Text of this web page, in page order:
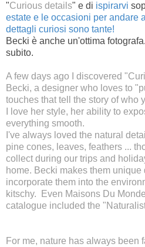
"Curious details" e di ispirarvi
estate e le occasioni per andare
dettagli curiosi sono tante!
Becki è anche un'ottima
subito.
A few days ago I discovered "
Becki, a designer who l oves to
touches that tell the story of who
I love her style, her ability to
everything smooth.
I've always loved the natural
pine cones, leaves, feathers ...
collect during our trips and
home. Becki makes them unique
incorporate them into the
kitschy.
Even Maisons Du Monde
catalogue included the
For me, nature has always been